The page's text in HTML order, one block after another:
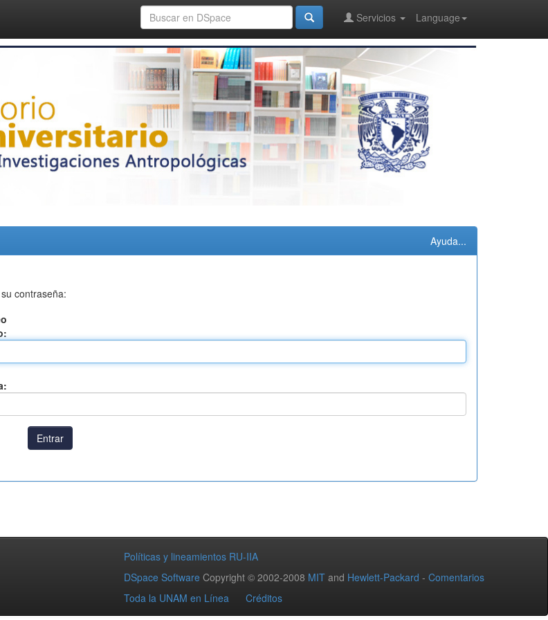
Language
Servicios
Ayuda...
contraseña:
Políticas y lineamientos RU-IIA
DSpace Software Copyright © 2002-2008 MIT and Hewlett-Packard - Comentarios
Toda la UNAM en Línea
Créditos